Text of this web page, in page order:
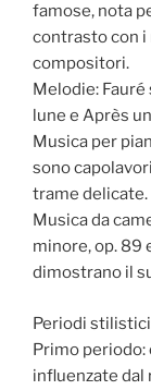
famose, nota
contrasto con
compositori.
Melodie:
lune e Après
Musica per
sono
trame delicate.
Musica da
minore, op. 89
dimostrano il
Periodi
Primo periodo:
influenzate dal